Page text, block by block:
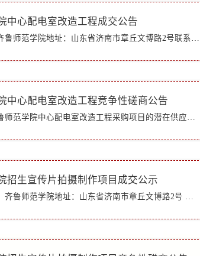
中心配电室改造工程成交公告
一、采购人：齐鲁师范学院地址：山东省济南市章丘文博路2号联系人：齐鲁师范学院联系方式：0531-66778309采购代理机构：山东华正招标咨询有限公司地址：山东省济南市历下区经十路14717号齐源大厦A705联系人：徐老...
中心配电室改造工程竞争性磋商公告
项目概况：齐鲁师范学院中心配电室改造工程采购项目的潜在供应商应在济南市经十路14717号齐源大厦A705获取采购文件，并于2026年1月12日 09点00分（北京时间）前提交响应文件。一、项目基本情况项目编号：SDHZ-251...
招生宣传片拍摄制作项目成交公示
一、采购单位：齐鲁师范学院地址：山东省济南市章丘文博路2号 联系方式：0531-66778309二、代理机构：山东九方项目管理有限公司地址：济南市市中区圣贤路国家大学科技园15号楼A座10楼1010 联系人：胡秀 ...